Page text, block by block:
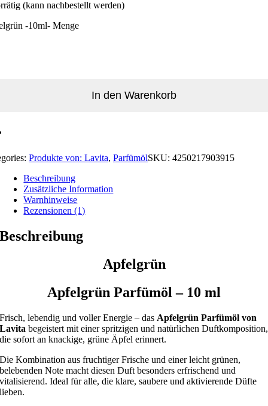
(kann nachbestellt werden)
-10ml- Menge
In den Warenkorb
Produkte von: Lavita, ParfümölSKU: 4250217903915
Beschreibung
Zusätzliche Information
Warnhinweise
Rezensionen (1)
Beschreibung
Apfelgrün
Apfelgrün Parfümöl – 10 ml
Frisch, lebendig und voller Energie – das Apfelgrün Parfümöl von
Lavita begeistert mit einer spritzigen und natürlichen Duftkomposition,
die sofort an knackige, grüne Äpfel erinnert.
Die Kombination aus fruchtiger Frische und einer leicht grünen,
belebenden Note macht diesen Duft besonders erfrischend und
vitalisierend. Ideal für alle, die klare, saubere und aktivierende Düfte
lieben.